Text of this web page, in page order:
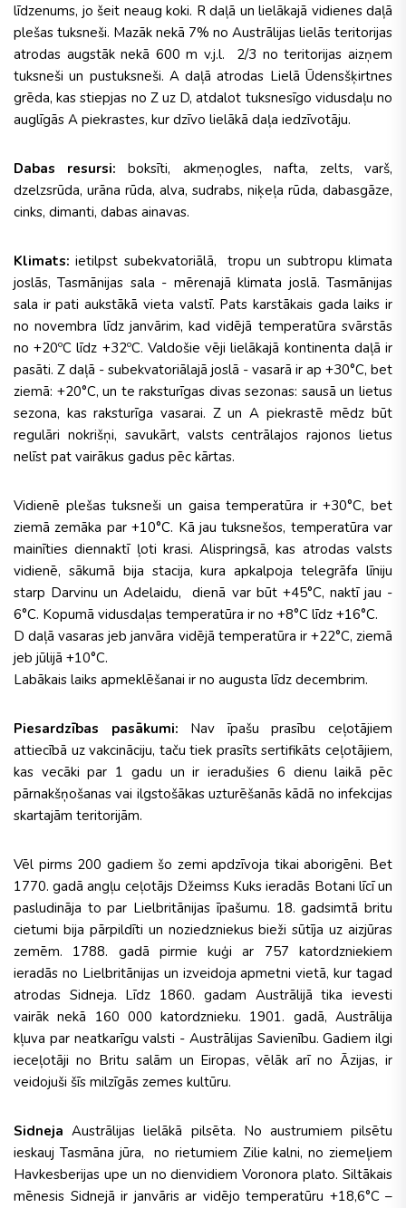
līdzenums, jo šeit neaug koki. R daļā un lielākajā vidienes daļā
plešas tuksneši. Mazāk nekā 7% no Austrālijas lielās teritorijas
atrodas augstāk nekā 600 m v.j.l. 2/3 no teritorijas aizņem
tuksneši un pustuksneši. A daļā atrodas Lielā Ūdensšķirtnes
grēda, kas stiepjas no Z uz D, atdalot tuksnesīgo vidusdaļu no
auglīgās A piekrastes, kur dzīvo lielākā daļa iedzīvotāju.
Dabas resursi: boksīti, akmeņogles, nafta, zelts, varš,
dzelzsrūda, urāna rūda, alva, sudrabs, niķeļa rūda, dabasgāze,
cinks, dimanti, dabas ainavas.
Klimats:ietilpst subekvatoriālā, tropu un subtropu klimata
joslās, Tasmānijas sala - mērenajā klimata joslā. Tasmānijas
sala ir pati aukstākā vieta valstī. Pats karstākais gada laiks ir
no novembra līdz janvārim, kad vidējā temperatūra svārstās
no +20ºC līdz +32ºC. Valdošie vēji lielākajā kontinenta daļā ir
pasāti. Z daļā - subekvatoriālajā joslā - vasarā ir ap +30°C, bet
ziemā: +20°C, un te raksturīgas divas sezonas: sausā un lietus
sezona, kas raksturīga vasarai. Z un A piekrastē mēdz būt
regulāri nokrišņi, savukārt, valsts centrālajos rajonos lietus
nelīst pat vairākus gadus pēc kārtas.
Vidienē plešas tuksneši un gaisa temperatūra ir +30°C, bet
ziemā zemāka par +10°C. Kā jau tuksnešos, temperatūra var
mainīties diennaktī ļoti krasi. Alispringsā, kas atrodas valsts
vidienē, sākumā bija stacija, kura apkalpoja telegrāfa līniju
starp Darvinu un Adelaidu, dienā var būt +45°C, naktī jau -
6°C. Kopumā vidusdaļas temperatūra ir no +8°C līdz +16°C.
D daļā vasaras jeb janvāra vidējā temperatūra ir +22°C, ziemā
jeb jūlijā +10°C.
Labākais laiks apmeklēšanai ir no augusta līdz decembrim.
Piesardzības pasākumi: Nav īpašu prasību ceļotājiem
attiecībā uz vakcināciju, taču tiek prasīts sertifikāts ceļotājiem,
kas vecāki par 1 gadu un ir ieradušies 6 dienu laikā pēc
pārnakšņošanas vai ilgstošākas uzturēšanās kādā no infekcijas
skartajām teritorijām.
Vēl pirms 200 gadiem šo zemi apdzīvoja tikai aborigēni. Bet
1770. gadā angļu ceļotājs Džeimss Kuks ieradās Botani līcī un
pasludināja to par Lielbritānijas īpašumu. 18. gadsimtā britu
cietumi bija pārpildīti un noziedzniekus bieži sūtīja uz aizjūras
zemēm. 1788. gadā pirmie kuģi ar 757 katordzniekiem
ieradās no Lielbri­tānijas un izveidoja apmetni vietā, kur tagad
atrodas Sidneja. Līdz 1860. gadam Austrālijā tika ievesti
vairāk nekā 160 000 katordznieku. 1901. gadā, Austrālija
kļuva par neatkarīgu valsti - Austrālijas Savienību. Gadiem ilgi
ieceļotāji no Britu salām un Eiropas, vēlāk arī no Āzijas, ir
veidojuši šīs milzīgās zemes kultūru.
Sidneja Austrālijas lielākā pilsēta. No austrumiem pilsētu
ieskauj Tasmāna jūra, no rietumiem Zilie kalni, no ziemeļiem
Havkesberijas upe un no dienvidiem Voronora plato. Siltākais
mēnesis Sidnejā ir janvāris ar vidējo temperatūru +18,6°C –